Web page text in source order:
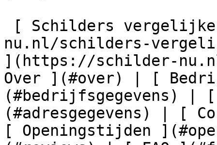
nu.nl/schilders-
](https://schilder-
Over ](#over) | [
(#bedrijfsgegevens) | [
(#adresgegevens) | [
[ Openingstijden